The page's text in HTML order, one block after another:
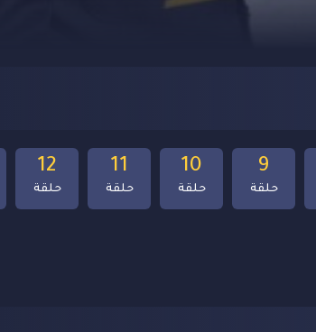
12
حلقة
11
حلقة
10
حلقة
9
حلقة